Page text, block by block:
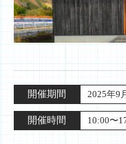
開催期間 2025年9
開催時間 10:00〜